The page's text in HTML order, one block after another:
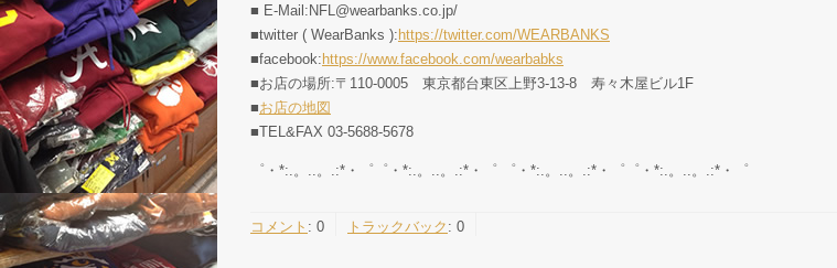
■ E-Mail:NFL@wearbanks.co.jp/
■twitter ( WearBanks ): https://twitter.com/WEARBANKS
■facebook: https://www.facebook.com/wearbabks
■お店の場所:〒110-0005 東京都台東区上野3-13-8 寿々木屋ビル1F
■お店の地図
■TEL&FAX 03-5688-5678
゜・*:.。..。.:*・゜゜・*:.。..。.:*・゜ ゜・*:.。..。.:*・゜゜・*:.。..。.:*・゜
コメント : 0 トラックバック : 0